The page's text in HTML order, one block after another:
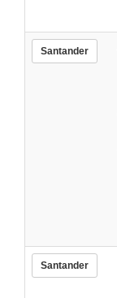
Santander
Santander